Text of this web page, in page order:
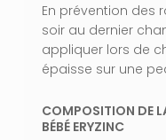
En prévention des
soir au dernier
appliquer lors de
épaisse sur une
COMPOSITION DE
BÉBÉ ERYZINC